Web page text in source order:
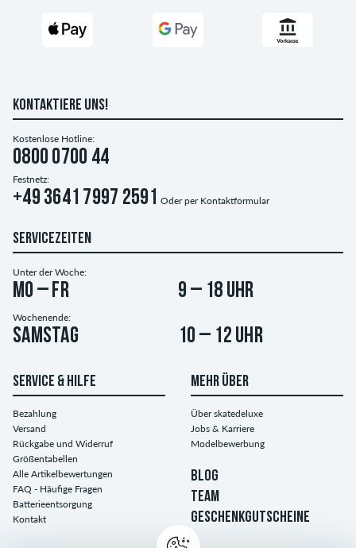
KONTAKTIERE UNS!
Kostenlose Hotline:
0800 0700 44
Festnetz:
+49 3641 7997 2591 Oder per Kontaktformular
SERVICEZEITEN
Unter der Woche:
Mo – Fr 9 – 18 Uhr
Wochenende:
Samstag 10 – 12 Uhr
SERVICE & HILFE
Bezahlung
Versand
Rückgabe und Widerruf
Größentabellen
Alle Artikelbewertungen
FAQ - Häufige Fragen
Batterieentsorgung
Kontakt
MEHR ÜBER
Über skatedeluxe
Jobs & Karriere
Modelbewerbung
BLOG
TEAM
GESCHENKGUTSCHEINE